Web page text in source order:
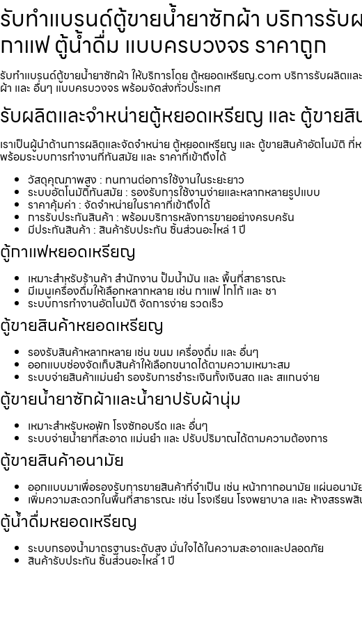
รับทำแบรนด์ตู้ขายน้ำยาซักผ้า บริการรั
กาแฟ ตู้น้ำดื่ม แบบครบวงจร ราคาถูก
รับทำแบรนด์ตู้ขายน้ำยาซักผ้า ให้บริการโดย ตู้หยอดเหรียญ.com บริการรับผลิตแ
ผ้า และ อื่นๆ แบบครบวงจร พร้อมจัดส่งทั่วประเทศ
รับผลิตและจำหน่ายตู้หยอดเหรียญ และ ตู้ขาย
เราเป็นผู้นำด้านการผลิตและจัดจำหน่าย ตู้หยอดเหรียญ และ ตู้ขายสินค้าอัตโนมัติ
พร้อมระบบการทำงานที่ทันสมัย และ ราคาที่เข้าถึงได้
วัสดุคุณภาพสูง : ทนทานต่อการใช้งานในระยะยาว
ระบบอัตโนมัติทันสมัย : รองรับการใช้งานง่ายและหลากหลายรูปแบบ
ราคาคุ้มค่า : จัดจำหน่ายในราคาที่เข้าถึงได้
การรับประกันสินค้า : พร้อมบริการหลังการขายอย่างครบครัน
มีประกันสินค้า : สินค้ารับประกัน ชิ้นส่วนอะไหล่ 1 ปี
ตู้กาแฟหยอดเหรียญ
เหมาะสำหรับร้านค้า สำนักงาน ปั้มน้ำมัน และ พื้นที่สาธารณะ
มีเมนูเครื่องดื่มให้เลือกหลากหลาย เช่น กาแฟ โกโก้ และ ชา
ระบบการทำงานอัตโนมัติ จัดการง่าย รวดเร็ว
ตู้ขายสินค้าหยอดเหรียญ
รองรับสินค้าหลากหลาย เช่น ขนม เครื่องดื่ม และ อื่นๆ
ออกแบบช่องจัดเก็บสินค้าให้เลือกขนาดได้ตามความเหมาะสม
ระบบจ่ายสินค้าแม่นยำ รองรับการชำระเงินทั้งเงินสด และ สแกนจ่าย
ตู้ขายน้ำยาซักผ้าและน้ำยาปรับผ้านุ่ม
เหมาะสำหรับหอพัก โรงซักอบรีด และ อื่นๆ
ระบบจ่ายน้ำยาที่สะอาด แม่นยำ และ ปรับปริมาณได้ตามความต้องการ
ตู้ขายสินค้าอนามัย
ออกแบบมาเพื่อรองรับการขายสินค้าที่จำเป็น เช่น หน้ากากอนามัย แผ่นอนา
เพิ่มความสะดวกในพื้นที่สาธารณะ เช่น โรงเรียน โรงพยาบาล และ ห้างสรรพ
ตู้น้ำดื่มหยอดเหรียญ
ระบบกรองน้ำมาตรฐานระดับสูง มั่นใจได้ในความสะอาดและปลอดภัย
สินค้ารับประกัน ชิ้นส่วนอะไหล่ 1 ปี